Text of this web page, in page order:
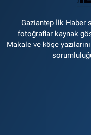
Gaziantep İlk Haber
fotoğraflar kaynak
Makale ve köşe